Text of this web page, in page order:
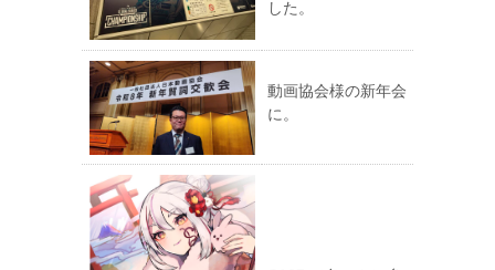
した。
動画協会様の新年会
に。